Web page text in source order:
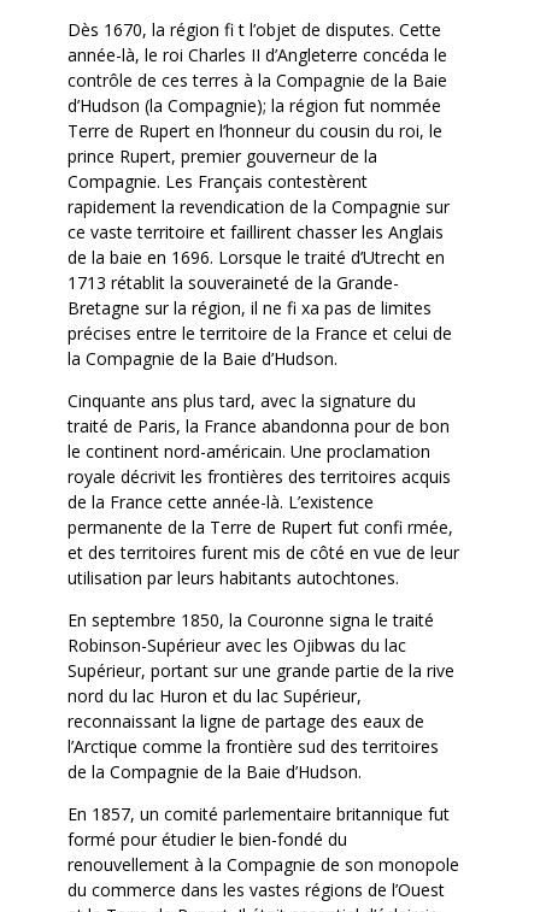
Dès 1670, la région fi t l’objet de disputes. Cette
année-là, le roi Charles II d’Angleterre concéda le
contrôle de ces terres à la Compagnie de la Baie
d’Hudson (la Compagnie); la région fut nommée
Terre de Rupert en l’honneur du cousin du roi, le
prince Rupert, premier gouverneur de la
Compagnie. Les Français contestèrent
rapidement la revendication de la Compagnie sur
ce vaste territoire et faillirent chasser les Anglais
de la baie en 1696. Lorsque le traité d’Utrecht en
1713 rétablit la souveraineté de la Grande-
Bretagne sur la région, il ne fi xa pas de limites
précises entre le territoire de la France et celui de
la Compagnie de la Baie d’Hudson.
Cinquante ans plus tard, avec la signature du
traité de Paris, la France abandonna pour de bon
le continent nord-américain. Une proclamation
royale décrivit les frontières des territoires acquis
de la France cette année-là. L’existence
permanente de la Terre de Rupert fut confi rmée,
et des territoires furent mis de côté en vue de leur
utilisation par leurs habitants autochtones.
En septembre 1850, la Couronne signa le traité
Robinson-Supérieur avec les Ojibwas du lac
Supérieur, portant sur une grande partie de la rive
nord du lac Huron et du lac Supérieur,
reconnaissant la ligne de partage des eaux de
l’Arctique comme la frontière sud des territoires
de la Compagnie de la Baie d’Hudson.
En 1857, un comité parlementaire britannique fut
formé pour étudier le bien-fondé du
renouvellement à la Compagnie de son monopole
du commerce dans les vastes régions de l’Ouest